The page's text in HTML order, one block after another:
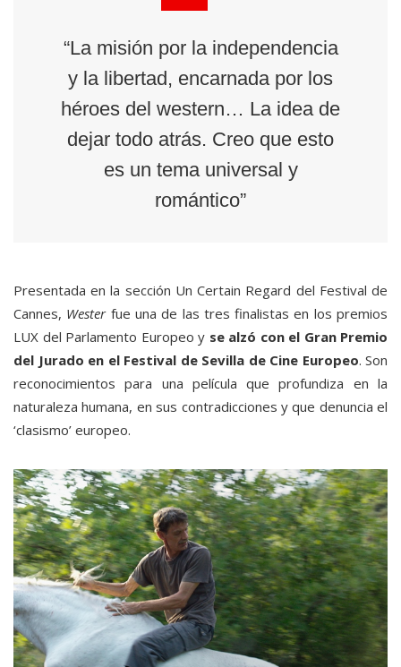
“La misión por la independencia
y la libertad, encarnada por los
héroes del western… La idea de
dejar todo atrás. Creo que esto
es un tema universal y
romántico”
Presentada en la sección Un Certain Regard del Festival de
Cannes, Wester fue una de las tres finalistas en los premios
LUX del Parlamento Europeo y se alzó con el Gran Premio
del Jurado en el Festival de Sevilla de Cine Europeo. Son
reconocimientos para una película que profundiza en la
naturaleza humana, en sus contradicciones y que denuncia el
‘clasismo’ europeo.